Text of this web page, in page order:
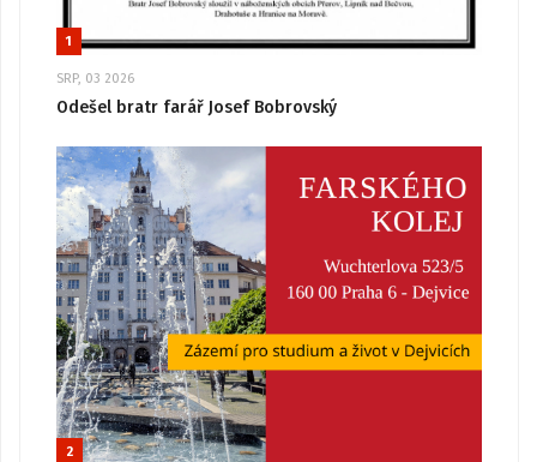
1
SRP, 03 2026
Odešel bratr farář Josef Bobrovský
2